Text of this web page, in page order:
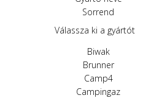
Sorrend
Válassza ki a gyártót
Biwak
Brunner
Camp4
Campingaz